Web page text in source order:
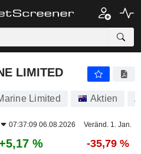
LIMITED
Limited Aktien
07:37:09 06.08.2026 Veränd. 1. Jan.
% -35,79 %